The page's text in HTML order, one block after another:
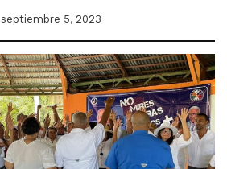
septiembre 5, 2023